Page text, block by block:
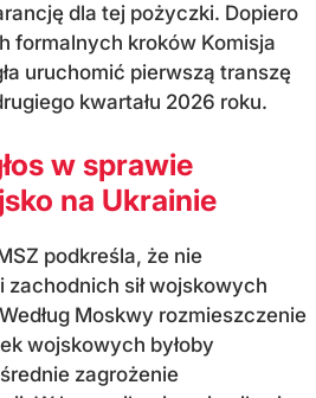
dla tej pożyczki. Dopiero
formalnych kroków Komisja
uruchomić pierwszą transzę
kwartału 2026 roku.
w sprawie
na Ukrainie
podkreśla, że nie
sił wojskowych
Moskwy rozmieszczenie
wojskowych byłoby
zagrożenie